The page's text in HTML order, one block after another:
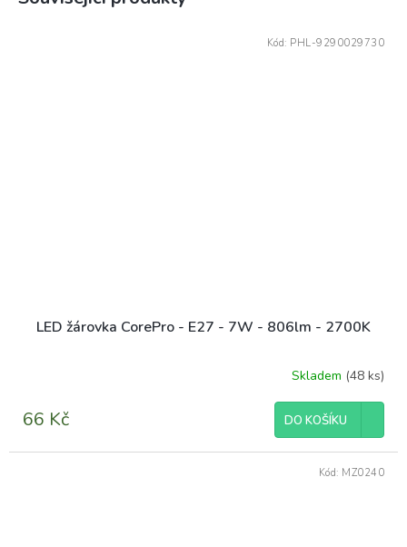
LED žárovka CorePro - E27 - 7W - 806lm - 2700K
produktu
je
Skladem (48 ks)
66 Kč DO KOŠÍKU
Kód: PHL-9290029730
Kód: MZ0240